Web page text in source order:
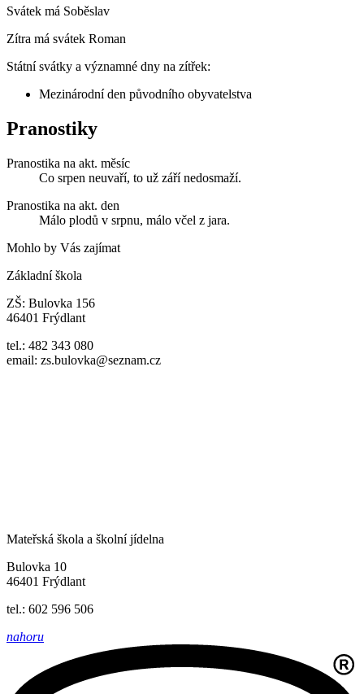
Svátek má Soběslav
Zítra má svátek Roman
Státní svátky a významné dny na zítřek:
Mezinárodní den původního obyvatelstva
Pranostiky
Pranostika na akt. měsíc
Co srpen neuvaří, to už září nedosmaží.
Pranostika na akt. den
Málo plodů v srpnu, málo včel z jara.
Mohlo by Vás zajímat
Základní škola
ZŠ: Bulovka 156
46401 Frýdlant
tel.: 482 343 080
email: zs.bulovka@seznam.cz
Mateřská škola a školní jídelna
Bulovka 10
46401 Frýdlant
tel.: 602 596 506
nahoru